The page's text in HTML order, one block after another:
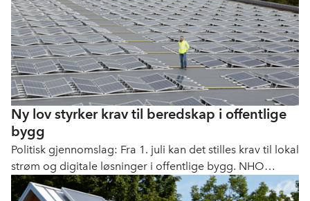
Ny lov styrker krav til beredskap i offentlige
bygg
Politisk gjennomslag: Fra 1. juli kan det stilles krav til lokal
strøm og digitale løsninger i offentlige bygg. NHO
Elektro ber kommunene bruke muligheten.